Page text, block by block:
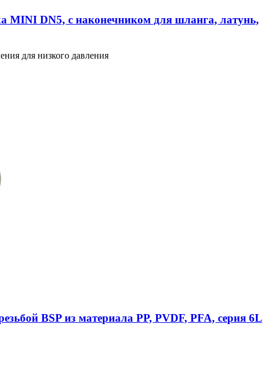
MINI DN5, с наконечником для шланга, латунь,
для низкого давления
BSP из материала PP, PVDF, PFA, серия